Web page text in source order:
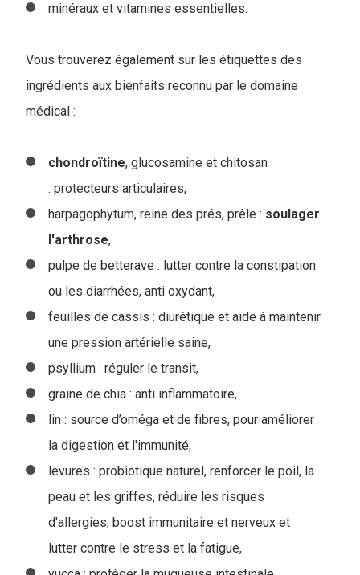
minéraux et vitamines essentielles.
Vous trouverez également sur les étiquettes des
ingrédients aux bienfaits reconnu par le domaine
médical :
chondroïtine, glucosamine et chitosan
: protecteurs articulaires,
harpagophytum, reine des prés, prêle : soulager
l'arthrose,
pulpe de betterave : lutter contre la constipation
ou les diarrhées, anti oxydant,
feuilles de cassis : diurétique et aide à maintenir
une pression artérielle saine,
psyllium : réguler le transit,
graine de chia : anti inflammatoire,
lin : source d’oméga et de fibres, pour améliorer
la digestion et l'immunité,
levures : probiotique naturel, renforcer le poil, la
peau et les griffes, réduire les risques
d'allergies, boost immunitaire et nerveux et
lutter contre le stress et la fatigue,